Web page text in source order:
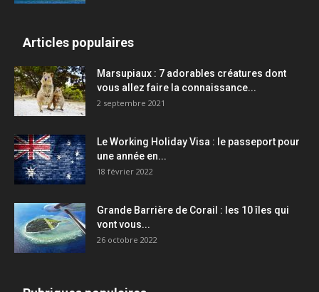
Articles populaires
Marsupiaux : 7 adorables créatures dont
vous allez faire la connaissance...
2 septembre 2021
Le Working Holiday Visa : le passeport pour
une année en...
18 février 2022
Grande Barrière de Corail : les 10 îles qui
vont vous...
26 octobre 2022